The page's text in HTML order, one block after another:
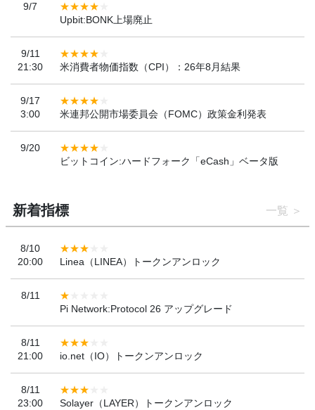
9/7
Upbit:BONK上場廃止
9/11
21:30
米消費者物価指数（CPI）：26年8月結果
9/17
3:00
米連邦公開市場委員会（FOMC）政策金利発表
9/20
ビットコイン:ハードフォーク「eCash」ベータ版
新着指標 一覧
8/10
20:00
Linea（LINEA）トークンアンロック
8/11
Pi Network:Protocol 26 アップグレード
8/11
21:00
io.net（IO）トークンアンロック
8/11
23:00
Solayer（LAYER）トークンアンロック